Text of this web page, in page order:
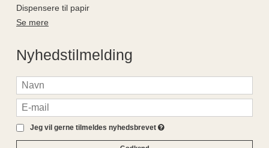
Dispensere til papir
Se mere
Nyhedstilmelding
Jeg vil gerne tilmeldes nyhedsbrevet